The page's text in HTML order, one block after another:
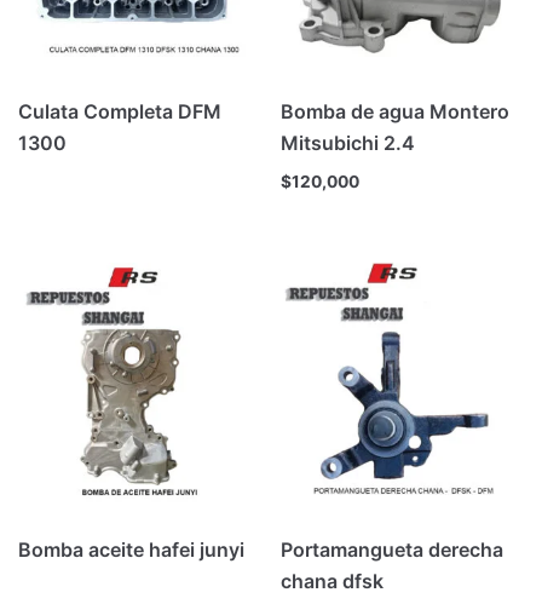
Culata Completa DFM
1300
Bomba de agua Montero
Mitsubichi 2.4
$120,000
Bomba aceite hafei junyi
Portamangueta derecha
chana dfsk